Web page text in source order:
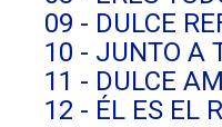
09 - DULCE
10 - JUNTO A
11 - DULCE
12 - ÉL ES EL